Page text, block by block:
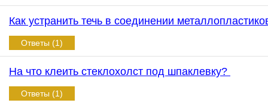
Как устранить течь в соединении
Ответы (1)
На что клеить стеклохолст под шпаклевку?
Ответы (1)